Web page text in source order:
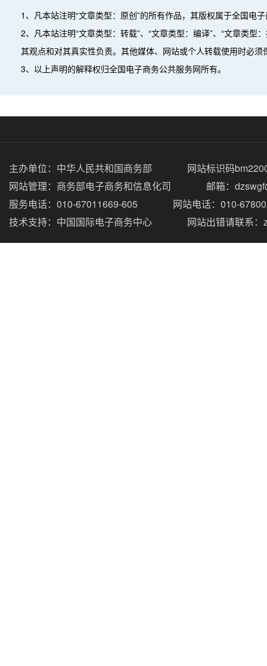
1、凡本站注明“文章类型：原创”的所有作品，其版权属于全国电
2、凡本站注明“文章类型：转载”、“文章类型：编译”、“文章类
其观点和对其真实性负责。其他媒体、网站或个人转载使用时必
3、以上声明的解释权归全国电子商务公共服务网所有。
主办单位： 中华人民共和国商务部
网站标识码
网站管理： 商务部电子商务和信息化司
邮箱：
服务电话：010-67011669-605
网站电话：010-
技术支持： 中国国际电子商务中心 网站出错请联系